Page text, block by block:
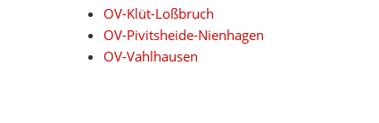
OV-Klüt-Loßbruch
OV-Pivitsheide-Nienhagen
OV-Vahlhausen